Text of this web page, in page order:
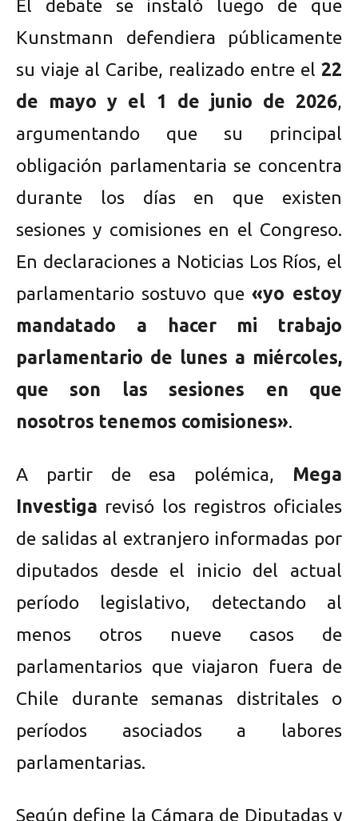
El debate se instaló luego de que
Kunstmann defendiera públicamente
su viaje al Caribe, realizado entre el 22
de mayo y el 1 de junio de 2026,
argumentando que su principal
obligación parlamentaria se concentra
durante los días en que existen
sesiones y comisiones en el Congreso.
En declaraciones a Noticias Los Ríos, el
parlamentario sostuvo que «yo estoy
mandatado a hacer mi trabajo
parlamentario de lunes a miércoles,
que son las sesiones en que
nosotros tenemos comisiones».
A partir de esa polémica, Mega
Investiga revisó los registros oficiales
de salidas al extranjero informadas por
diputados desde el inicio del actual
período legislativo, detectando al
menos otros nueve casos de
parlamentarios que viajaron fuera de
Chile durante semanas distritales o
períodos asociados a labores
parlamentarias.
Según define la Cámara de Diputadas y